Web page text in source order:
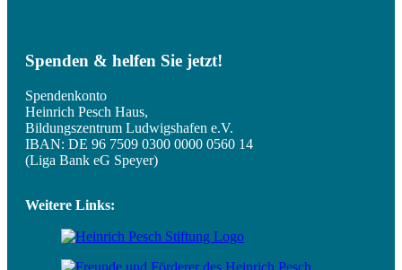
Spenden & helfen Sie jetzt!
Spendenkonto
Heinrich Pesch Haus,
Bildungszentrum Ludwigshafen e.V.
IBAN: DE 96 7509 0300 0000 0560 14
(Liga Bank eG Speyer)
Weitere Links: